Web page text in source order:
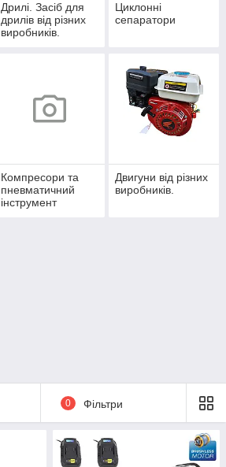
Дрилі. Засіб для
дрилів від різних
виробників.
Циклонні
сепаратори
Компресори та
пневматичний
інструмент
Двигуни від різних
виробників.
0 Фільтри